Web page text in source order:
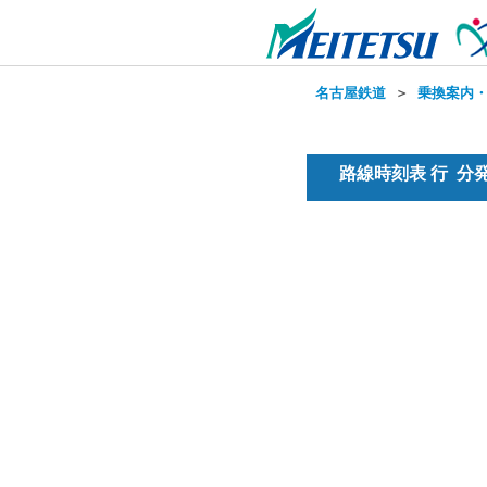
名古屋鉄道 ＞ 乗換案内
路線時刻表 行 分